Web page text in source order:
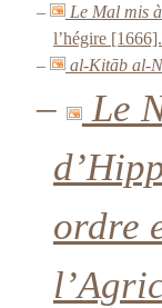
–
l’hégire [1666].
–
al-Kitāb al-
–
Le
ordre